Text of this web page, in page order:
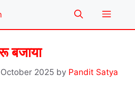
Menu
बजाया
October 2025 by Pandit Satya